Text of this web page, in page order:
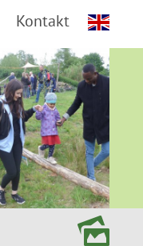
Kontakt